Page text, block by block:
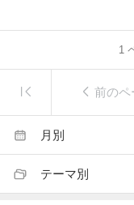
1
前のペ
月別
テーマ別